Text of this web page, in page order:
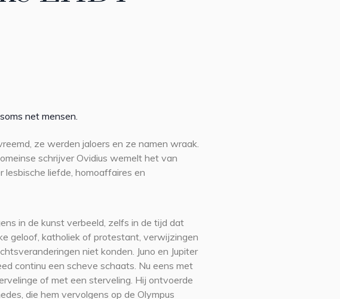
net mensen.
ze werden jaloers en ze namen wraak.
schrijver Ovidius wemelt het van
lesbische liefde, homoaffaires en
in de kunst verbeeld, zelfs in de tijd dat
geloof, katholiek of protestant, verwijzingen
niet konden. Juno en Jupiter
continu een scheve schaats. Nu eens met
of met een sterveling. Hij ontvoerde
die hem vervolgens op de Olympus